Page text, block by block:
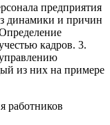
предприятия
динамики и причин
кадров. 3.
из них на примере
работников